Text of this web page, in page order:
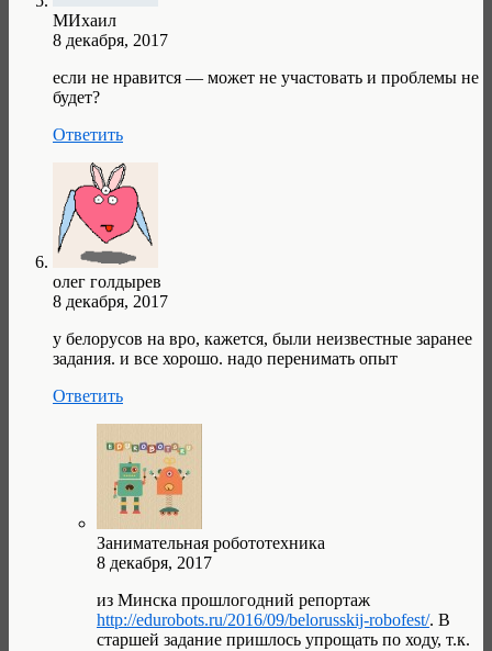
МИхаил
8 декабря, 2017
если не нравится — может не участовать и проблемы не
будет?
Ответить
олег голдырев
8 декабря, 2017
у белорусов на вро, кажется, были неизвестные заранее
задания. и все хорошо. надо перенимать опыт
Ответить
Занимательная робототехника
8 декабря, 2017
из Минска прошлогодний репортаж
http://edurobots.ru/2016/09/belorusskij-robofest/. В
старшей задание пришлось упрощать по ходу, т.к.